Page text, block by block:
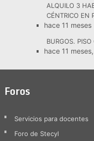
ALQUILO 3
CÉNTRICO EN
hace 11 meses
BURGOS. PISO
hace 11
Foros
Servicios para docentes
Foro de Stecyl